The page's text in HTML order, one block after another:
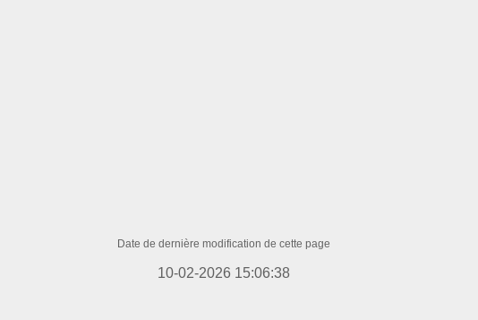
Date de dernière modification de cette page
10-02-2026 15:06:38